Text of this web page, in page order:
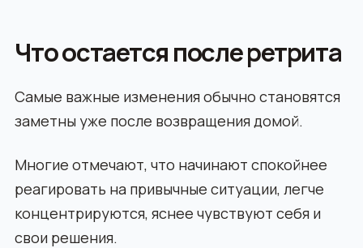
Что остается после ретрита
Самые важные изменения обычно становятся
заметны уже после возвращения домой.
Многие отмечают, что начинают спокойнее
реагировать на привычные ситуации, легче
концентрируются, яснее чувствуют себя и
свои решения.